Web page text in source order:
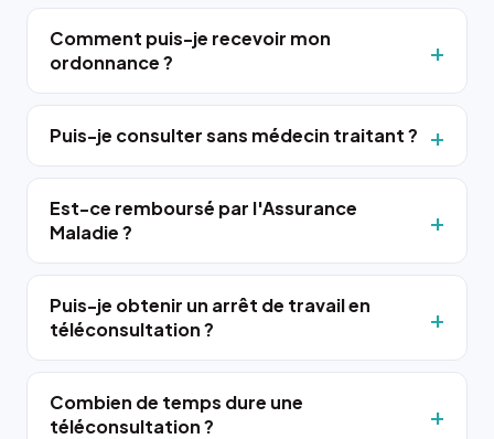
Comment puis-je recevoir mon
ordonnance ?
Puis-je consulter sans médecin traitant ?
Est-ce remboursé par l'Assurance
Maladie ?
Puis-je obtenir un arrêt de travail en
téléconsultation ?
Combien de temps dure une
téléconsultation ?